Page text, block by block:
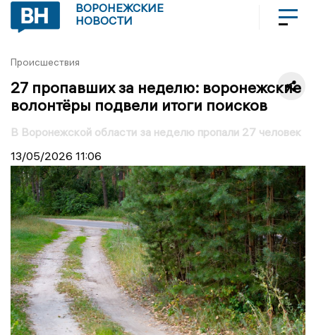
ВОРОНЕЖСКИЕ
НОВОСТИ
Происшествия
27 пропавших за неделю: воронежские
волонтёры подвели итоги поисков
В Воронежской области за неделю пропали 27 человек
13/05/2026 11:06